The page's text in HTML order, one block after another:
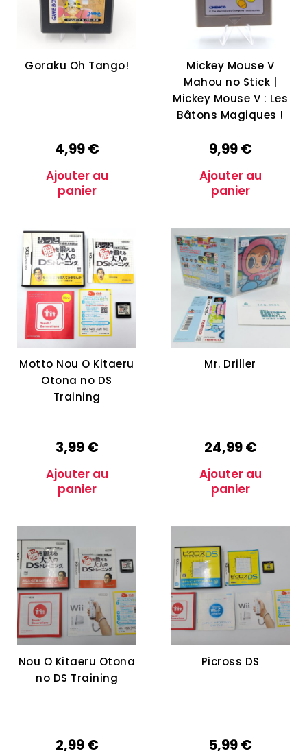
Goraku Oh Tango!
4,99€
Ajouter au
panier
Mickey Mouse V
Mahou no Stick |
Mickey Mouse V : Les
Bâtons Magiques !
9,99€
Ajouter au
panier
Motto Nou O Kitaeru
Otona no DS
Training
3,99€
Ajouter au
panier
Mr. Driller
24,99€
Ajouter au
panier
Nou O Kitaeru Otona
no DS Training
2,99€
Picross DS
5,99€